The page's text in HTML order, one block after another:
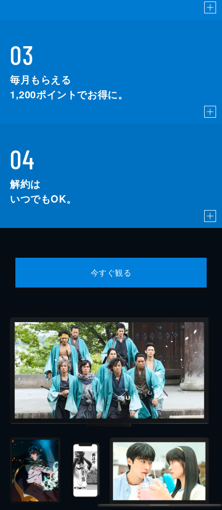
03
毎月もらえる
1,200ポイントでお得に。
04
解約は
いつでもOK。
今すぐ観る